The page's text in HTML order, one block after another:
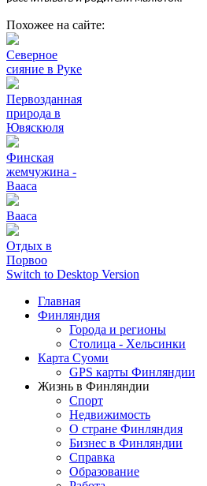
Похожее на сайте:
Северное
сияние в Руке
Первозданная
природа в
Ювяскюля
Финская
жемчужина -
Вааса
Вааса
Отдых в
Порвоо
Switch to Desktop Version
Главная
Финляндия
Города и регионы
Столица - Хельсинки
Карта Суоми
GPS карты Финляндии
Жизнь в Финляндии
Спорт
Недвижимость
О стране Финляндия
Бизнес в Финляндии
Справка
Образование